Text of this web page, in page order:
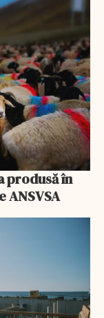
ANSVSA